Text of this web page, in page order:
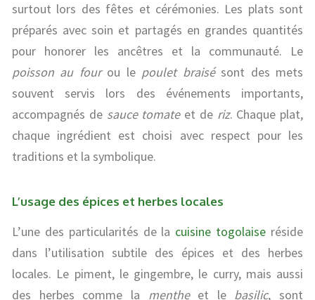
surtout lors des fêtes et cérémonies. Les plats sont
préparés avec soin et partagés en grandes quantités
pour honorer les ancêtres et la communauté. Le
poisson au fourou le poulet braisésont des mets
souvent servis lors des événements importants,
accompagnés de sauce tomateet de riz. Chaque plat,
chaque ingrédient est choisi avec respect pour les
traditions et la symbolique.
L’usage des épices et herbes locales
L’une des particularités de la cuisine togolaise réside
dans l’utilisation subtile des épices et des herbes
locales. Le piment, le gingembre, le curry, mais aussi
des herbes comme la mentheet le basilic, sont